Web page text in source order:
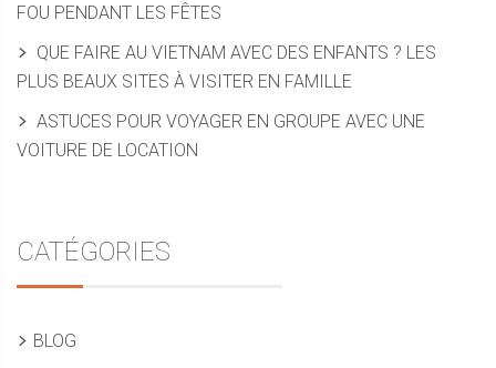
FOU PENDANT LES FÊTES
QUE FAIRE AU VIETNAM AVEC DES ENFANTS ? LES
PLUS BEAUX SITES À VISITER EN FAMILLE
ASTUCES POUR VOYAGER EN GROUPE AVEC UNE
VOITURE DE LOCATION
CATÉGORIES
BLOG